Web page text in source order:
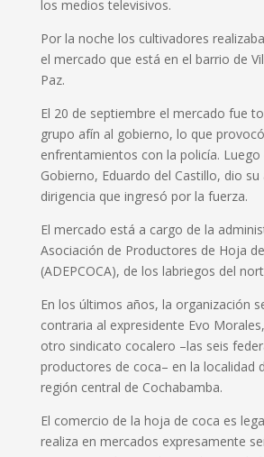
los medios televisivos.
Por la noche los cultivadores
el mercado que está en el barrio de
Paz.
El 20 de septiembre el mercado fue
grupo afín al gobierno, lo que
enfrentamientos con la policía.
Gobierno, Eduardo del Castillo, dio
dirigencia que ingresó por la fuerza.
El mercado está a cargo de la
Asociación de Productores de Hoja
(ADEPCOCA), de los labriegos del
En los últimos años, la organización
contraria al expresidente Evo
otro sindicato cocalero –las seis
productores de coca– en la localidad
región central de Cochabamba.
El comercio de la hoja de coca es
realiza en mercados expresamente